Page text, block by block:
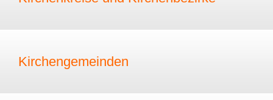
Kirchengemeinden